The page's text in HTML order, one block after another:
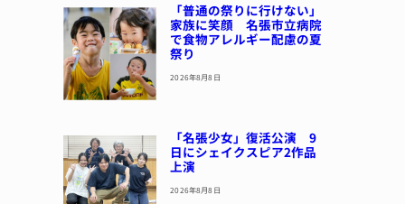
「普通の祭りに行けない」
家族に笑顔 名張市立病院
で食物アレルギー配慮の夏
祭り
2026年8月8日
「名張少女」復活公演 9
日にシェイクスピア2作品
上演
2026年8月8日